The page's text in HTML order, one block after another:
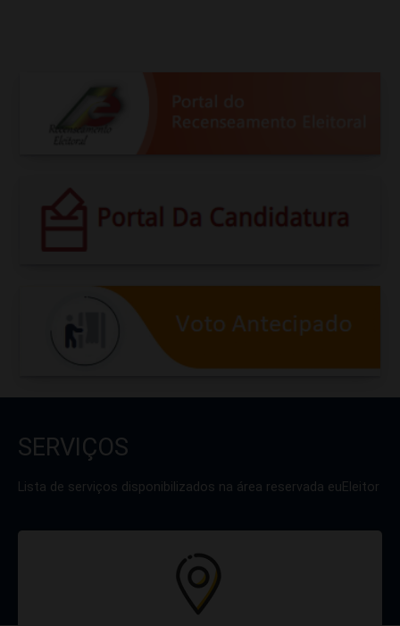
SERVIÇOS
Lista de serviços disponibilizados na área reservada euEleitor